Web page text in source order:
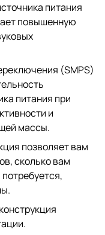
питания
повышенную
(SMPS)
питания при
и
массы.
позволяет вам
сколько вам